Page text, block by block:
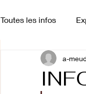
Toutes les infos
Conférences
a-